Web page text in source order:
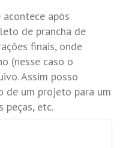
após
de prancha de
finais, onde
(nesse caso o
Assim posso
de um projeto para um
peças, etc.